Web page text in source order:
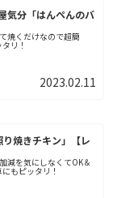
気分「はんぺんのバ
焼くだけなので超簡
リ！
2023.02.11
焼きチキン」【レ
減を気にしなくてOK＆
もピッタリ！